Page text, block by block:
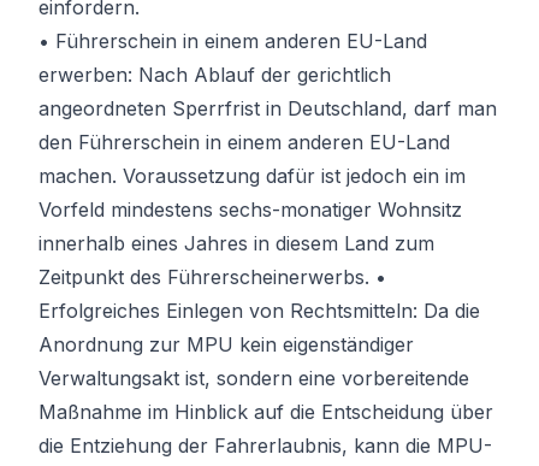
einfordern.
• Führerschein in einem anderen EU-Land
erwerben: Nach Ablauf der gerichtlich
angeordneten Sperrfrist in Deutschland, darf man
den Führerschein in einem anderen EU-Land
machen. Voraussetzung dafür ist jedoch ein im
Vorfeld mindestens sechs-monatiger Wohnsitz
innerhalb eines Jahres in diesem Land zum
Zeitpunkt des Führerscheinerwerbs. •
Erfolgreiches Einlegen von Rechtsmitteln: Da die
Anordnung zur MPU kein eigenständiger
Verwaltungsakt ist, sondern eine vorbereitende
Maßnahme im Hinblick auf die Entscheidung über
die Entziehung der Fahrerlaubnis, kann die MPU-